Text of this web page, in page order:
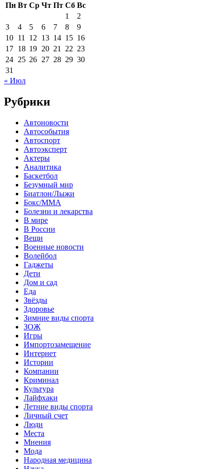
Пн Вт Ср Чт Пт Сб Вс
1
2
3
4 5 6 7 8
9
10 11 12 13 14 15 16
17 18 19 20 21 22 23
24 25 26 27 28 29 30
31
« Июл
Рубрики
Автоновости
Автособытия
Автоспорт
Автоэксперт
Актеры
Аналитика
Баскетбол
Безумный мир
Биатлон/Лыжи
Бокс/MMA
Болезни и лекарства
В мире
В России
Вещи
Военные новости
Волейбол
Гаджеты
Дети
Дом и сад
Еда
Звёзды
Здоровье
Зимние виды спорта
ЗОЖ
Игры
Импортозамещение
Интернет
Истории
Компании
Криминал
Культура
Лайфхаки
Летние виды спорта
Личный счет
Люди
Места
Мнения
Мода
Народная медицина